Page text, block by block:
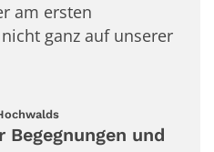
am ersten
ganz auf unserer
:
und